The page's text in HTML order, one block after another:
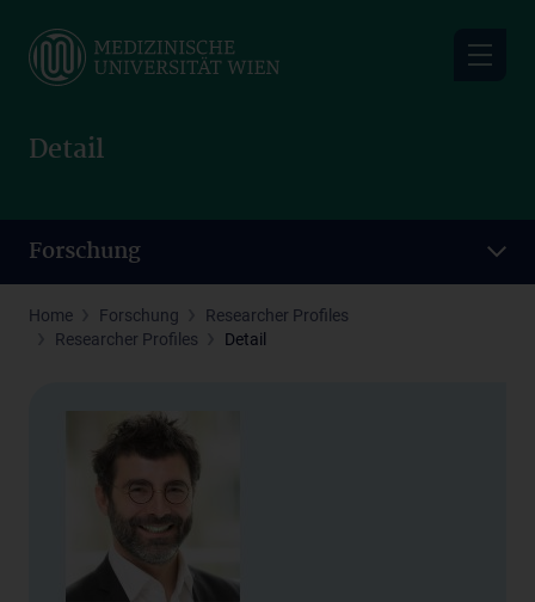
main
Detail
Forschung
Home Forschung
Researcher Profiles
Researcher Profiles
Detail